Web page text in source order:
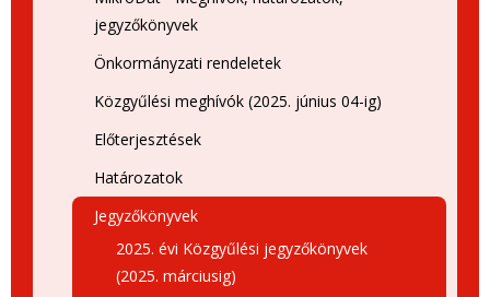
jegyzőkönyvek
Önkormányzati rendeletek
Közgyűlési meghívók (2025. június 04-ig)
Előterjesztések
Határozatok
Jegyzőkönyvek
2025. évi Közgyűlési jegyzőkönyvek
(2025. márciusig)